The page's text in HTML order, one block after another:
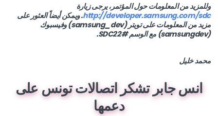
وللمزيد من المعلومات حول المؤتمر، يرجى زيارة
http://developer.samsung.com/sdc. ويمكن أيضاً العثور على
مزيد من المعلومات على تويتر (samsung_dev) وفيسبوك
(samsungdev) مع الوسم SDC22#.
محمد خليل
انس جابر تشكر اتصالات تونس على
دعمها